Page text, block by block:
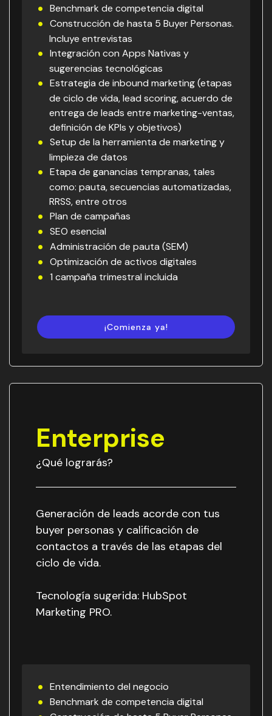
Benchmark de competencia digital
Construcción de hasta 5 Buyer Personas.
Incluye entrevistas
Integración con Apps Nativas y
sugerencias tecnológicas
Estrategia de inbound marketing (etapas
de ciclo de vida, lead scoring, acuerdo de
entrega de leads entre marketing-ventas,
definición de KPIs y objetivos)
Setup de la herramienta de marketing y
limpieza de datos
Etapa de ganancias tempranas, tales
como: pauta, secuencias automatizadas,
RRSS, entre otros
Plan de campañas
SEO esencial
Administración de pauta (SEM)
Optimización de activos digitales
1 campaña trimestral incluida
¡Comienza ya!
Enterprise
¿Qué lograrás?
Generación de leads acorde con tus
buyer personas y calificación de
contactos a través de las etapas del
ciclo de vida.
Tecnología sugerida: HubSpot
Marketing PRO.
Entendimiento del negocio
Benchmark de competencia digital